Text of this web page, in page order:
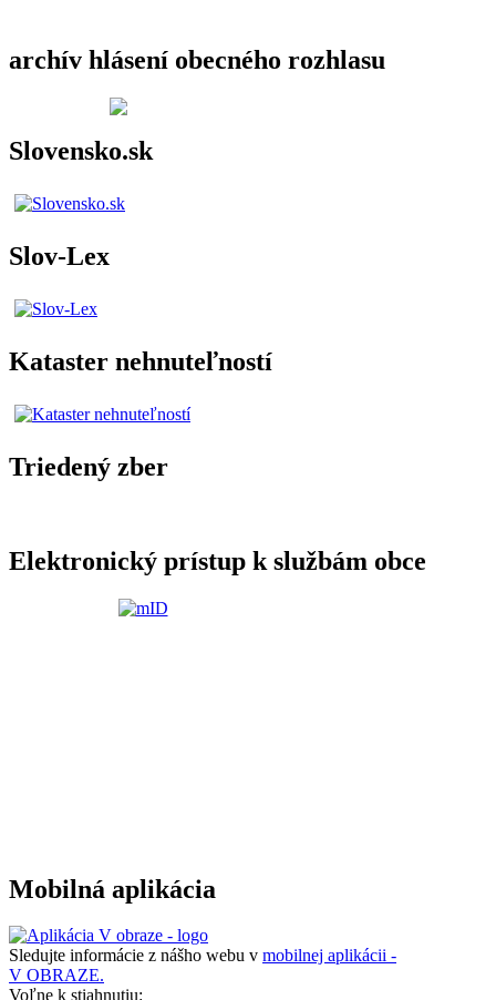
archív hlásení obecného rozhlasu
Slovensko.sk
Slov-Lex
Kataster nehnuteľností
Triedený zber
Elektronický prístup k službám obce
Mobilná aplikácia
Sledujte informácie z nášho webu v mobilnej aplikácii -
V OBRAZE.
Voľne k stiahnutiu: